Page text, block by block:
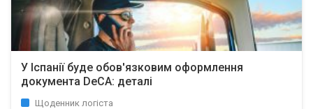
У Іспанії буде обов'язковим оформлення
документа DeCA: деталі
Щоденник логіста